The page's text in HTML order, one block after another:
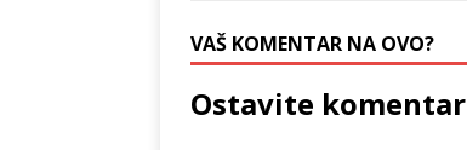
VAŠ KOMENTAR NA OVO?
Ostavite komentar